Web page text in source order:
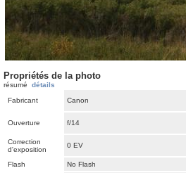
Propriétés de la photo
résumé détails
Fabricant
Canon
Ouverture f/14
Correction
d'exposition
0 EV
Flash
No Flash